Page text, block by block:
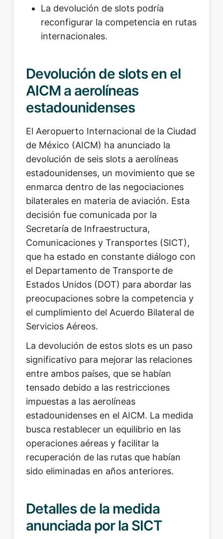
La devolución de slots podría
reconfigurar la competencia en rutas
internacionales.
Devolución de slots en el
AICM a aerolíneas
estadounidenses
El Aeropuerto Internacional de la Ciudad
de México (AICM) ha anunciado la
devolución de seis slots a aerolíneas
estadounidenses, un movimiento que se
enmarca dentro de las negociaciones
bilaterales en materia de aviación. Esta
decisión fue comunicada por la
Secretaría de Infraestructura,
Comunicaciones y Transportes (SICT),
que ha estado en constante diálogo con
el Departamento de Transporte de
Estados Unidos (DOT) para abordar las
preocupaciones sobre la competencia y
el cumplimiento del Acuerdo Bilateral de
Servicios Aéreos.
La devolución de estos slots es un paso
significativo para mejorar las relaciones
entre ambos países, que se habían
tensado debido a las restricciones
impuestas a las aerolíneas
estadounidenses en el AICM. La medida
busca restablecer un equilibrio en las
operaciones aéreas y facilitar la
recuperación de las rutas que habían
sido eliminadas en años anteriores.
Detalles de la medida
anunciada por la SICT